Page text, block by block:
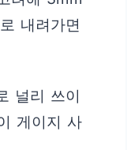
내려가면
널리 쓰이
게이지 사